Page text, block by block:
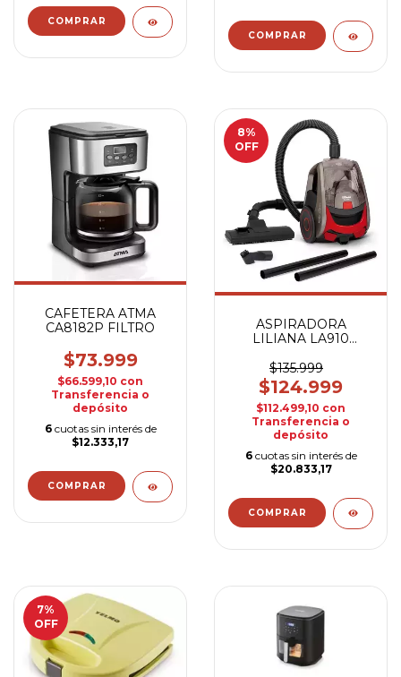
CAFETERA ATMA
CA8182P FILTRO
$73.999
$66.599,10 con
Transferencia o
depósito
6 cuotas sin interés de
$12.333,17
8%
OFF
ASPIRADORA
LILIANA LA910
$135.999
$124.999
$112.499,10 con
Transferencia o
depósito
6 cuotas sin interés de
$20.833,17
7%
OFF